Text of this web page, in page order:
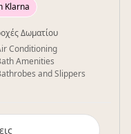
Klarna
Δωματίου
Conditioning
Amenities
and Slippers